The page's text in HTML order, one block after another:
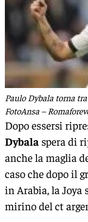
Paulo Dybala torna
FotoAnsa –
Dopo essersi
Dybala spera di
anche la maglia
caso che dopo il
in Arabia, la
mirino del ct